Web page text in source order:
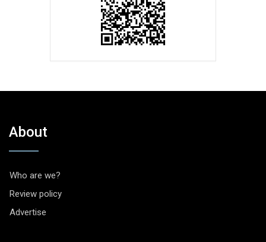
About
Who are we?
Review policy
Advertise